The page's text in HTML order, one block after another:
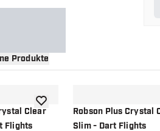
Produkte
Clear
Flights
Zur Wunschliste hinzufügen
Robson Plus Crystal
Slim - Dart Flights